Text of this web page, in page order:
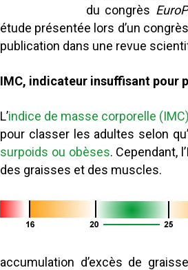
du congrès
étude présentée lors d’un
publication dans une revue
IMC, indicateur insuffisant pour
L’indice de masse corporelle (IMC)
pour classer les adultes selon
surpoids ou obèses. Cependant,
des graisses et des muscles.
accumulation d’excès de